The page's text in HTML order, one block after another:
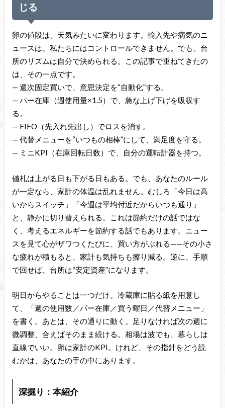
じる
卵の値段は、天気みたいに変わります。輸入先や病気のニ
ュースは、私たちにはコントロールできません。でも、台
所のリズムは自分で決められる。この記事で重ねてきたの
は、その一点です。
— 週次固定買いで、意思決定を“自動化”する。
— パー在庫（週使用量×1.5）で、急な上げ下げを吸収す
る。
— FIFO（先入れ先出し）でロスを消す。
— 代替メニューを“いつもの相棒”にして、満足度を守る。
— ミニKPI（在庫回転日数）で、自分の運転計器を持つ。
値札は上がる日も下がる日もある。でも、あなたのルール
が一定なら、家計の体温は乱れません。むしろ「今日は高
いからスイッチ」「今週は平均付近だからいつも通り」
と、静かに切り替えられる。これは節約だけの話ではな
く、考えるエネルギーを節約する話でもあります。ニュー
スを見て心がザワつくたびに、買い方がぶれる——その小さ
な疲れが積もると、家計も気持ちも擦り減る。逆に、手順
で回せば、台所は“安定資産”になります。
明日からやることは一つだけ。冷蔵庫に貼る紙を用意し
て、「週の使用数／パー在庫／買う曜日／代替メニュー」
を書く。あとは、その通りに動く。足りなければ次の週に
微調整、合えばそのまま続ける。相場は波でも、暮らしは
直線でいい。卵は家計のKPI。けれど、その指針をどう読
むかは、あなたの手の中にあります。
深掘り：本紹介